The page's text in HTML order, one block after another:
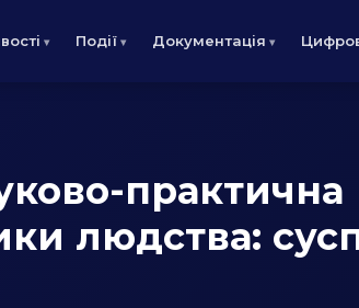
Події Документація
практична
людства: